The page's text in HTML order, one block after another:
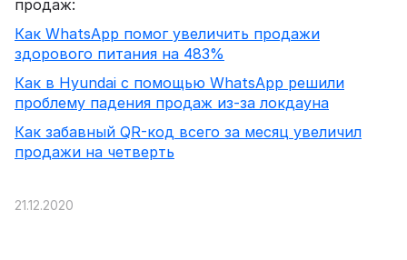
продаж:
Как WhatsApp помог увеличить продажи
здорового питания на 483%
Как в Hyundai с помощью WhatsApp решили
проблему падения продаж из-за локдауна
Как забавный QR-код всего за месяц увеличил
продажи на четверть
21.12.2020